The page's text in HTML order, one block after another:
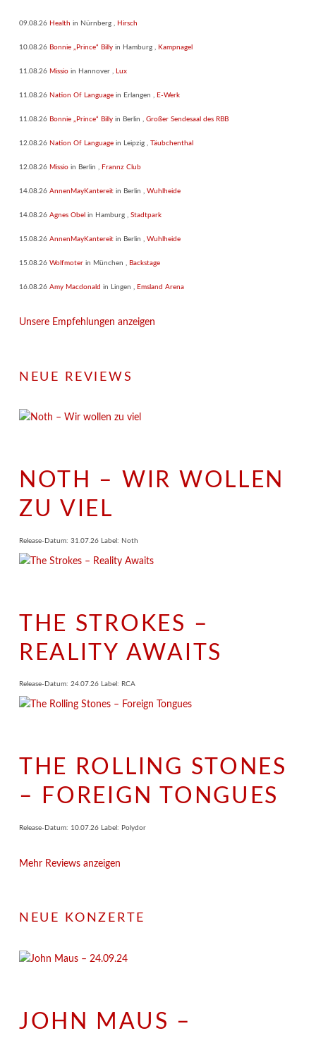
09.08.26 Health in Nürnberg Hirsch
10.08.26 Bonnie „Prince“ Billy in Hamburg Kampnagel
11.08.26 Missio in Hannover Lux
11.08.26 Nation Of Language in Erlangen E-Werk
11.08.26 Bonnie „Prince“ Billy in Berlin Großer Sendesaal des RBB
12.08.26 Nation Of Language in Leipzig Täubchenthal
12.08.26 Missio in Berlin Frannz Club
14.08.26 AnnenMayKantereit in Berlin Wuhlheide
14.08.26 Agnes Obel in Hamburg Stadtpark
15.08.26 AnnenMayKantereit in Berlin Wuhlheide
15.08.26 Wolfmoter in München Backstage
16.08.26 Amy Macdonald in Lingen Emsland Arena
Unsere Empfehlungen anzeigen
NEUE REVIEWS
NOTH – WIR WOLLEN
ZU VIEL
Release-Datum: 31.07.26 Label: Noth
THE STROKES –
REALITY AWAITS
Release-Datum: 24.07.26 Label: RCA
THE ROLLING STONES
– FOREIGN TONGUES
Release-Datum: 10.07.26 Label: Polydor
Mehr Reviews anzeigen
NEUE KONZERTE
JOHN MAUS –